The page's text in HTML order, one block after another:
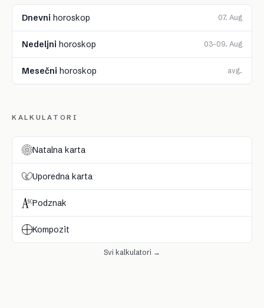
Dnevni horoskop 07. Aug
Nedeljni horoskop 03–09. Aug
Mesečni horoskop avg.
KALKULATORI
Natalna karta
Uporedna karta
Podznak
Kompozit
Svi kalkulatori →